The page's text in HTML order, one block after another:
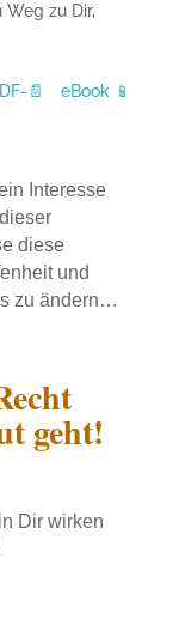
Weg zu Dir,
📄 eBook 📱
Interesse
diese
und
zu ändern…
geht!
Dir wirken